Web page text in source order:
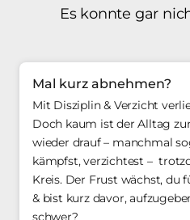
Es konnte gar
Mal kurz abnehmen?
Mit Disziplin & Verzicht
Doch kaum ist der Alltag
wieder drauf – manchmal
kämpfst, verzichtest –
Kreis. Der Frust wächst, du
& bist kurz davor,
schwer?